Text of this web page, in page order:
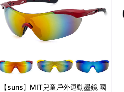
【suns】MIT兒童戶外運動墨鏡 國